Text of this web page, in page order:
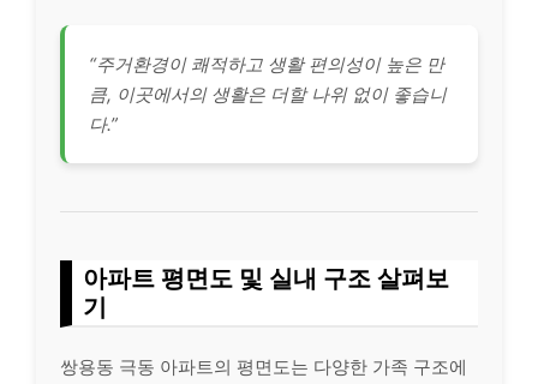
“주거환경이 쾌적하고 생활 편의성이 높은 만
큼, 이곳에서의 생활은 더할 나위 없이 좋습니
다.”
아파트 평면도 및 실내 구조 살펴보
기
쌍용동 극동 아파트의 평면도는 다양한 가족 구조에